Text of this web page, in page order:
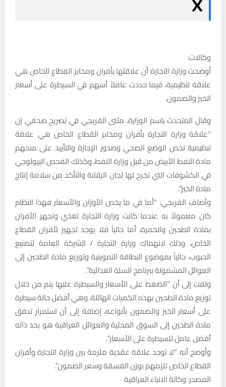
وكالات:
أوضحت وزارة التجارة أن علاقتها بأفران ومخابز القطاع الخاص هي
علاقة تنظيمية، فيما حددت عاملاً أسهم في السيطرة على أسعار
الخبز والصمون.
وقال المتحدث باسم الوزارة، مثنى الفريجي في تصريح صحفي إن
“علاقة وزارة التجارة بأفران ومخابز القطاع الخاص هي علاقة
تنظيمية تخص الوضع الصحي وصدور الإجازة والتأييد على منحهم
مادة النفط الأبيض من قبل وزارة النفط، وكذلك الفحص البيولوجي
في الكشوفات التي تخرج لها لجان الرقابة والتأكد من سلامة إنتاج
مادة الخبز”.
وأضاف الفريجي: “أما في ما يخص الأوزان والأسعار فهذا النظام
كان معمولاً به عندما كانت وزارة التجارة تغذي وتجهز الأفران
بمادة الطحين والخمرة، أما حالياً فلا يوجد تجهيز لأفران القطاع
الخاص، وذلك لانهماك وزارة التجارة / الشركة العامة لتصنيع
الحبوب، حالياً بموضوع البطاقة التموينية وتوزيع مادة الطحين إلى
العوائل المشمولة ببرنامج السلة الغذائية”.
ولفت إلى أن “الضغط على الأسعار والسيطرة عليها يتم من خلال
توزيع مادة الطحين بهذه الكميات الهائلة، وهي أفضل حالة سيطرة
على أسعار الخبز والصمون بأنواعه، إضافة إلى أن استمرار تدفق
مادة الطحين إلى السوق المحلية والعوائل العراقية هو بحد ذاته
أفضل عامل للسيطرة على الأسعار”.
وأوضح أنه “لا توجد علاقة عقدية ملزمة بين وزارة التجارة وأفران
القطاع الخاص تلزمهم بوزن الفسقة وسعر الصمون”.
المصدر: وكالة الانباء العراقية